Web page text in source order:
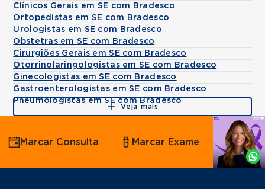
Clínicos Gerais em SE com Bradesco
Ortopedistas em SE com Bradesco
Urologistas em SE com Bradesco
Obstetras em SE com Bradesco
Cirurgiões Gerais em SE com Bradesco
Otorrinolaringologistas em SE com Bradesco
Ginecologistas em SE com Bradesco
Gastroenterologistas em SE com Bradesco
Pneumologistas em SE com Bradesco
Veja mais
Agende
por
Whatsapp
Marcar Consulta Marcar Exame